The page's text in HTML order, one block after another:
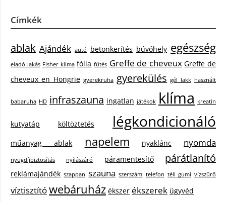
Címkék
ablak Ajándék autó betonkerítés búvóhely egészség
eladó lakás Fisher klíma fólia fűtés Greffe de cheveux Greffe de
cheveux en Hongrie gyerekruha gyerekülés gél lakk használt
babaruha HD infraszauna ingatlan játékok klíma kreatin
kutyatáp költöztetés légkondicionáló
műanyag ablak napelem nyaklánc nyomda
nyugdíjbiztosítás nyílászáró páramentesítő párátlanító
reklámajándék szappan szauna szerszám telefon téli gumi vízszűrő
víztisztítówebáruház ékszer ékszerek ügyvéd